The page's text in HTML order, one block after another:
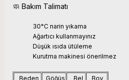
🧼 Bakım Talimatı
30°C narin yıkama
Ağartıcı kullanmayınız
Düşük ısıda ütüleme
Kurutma makinesi önerilmez
Beden Göğüs Bel
Boy